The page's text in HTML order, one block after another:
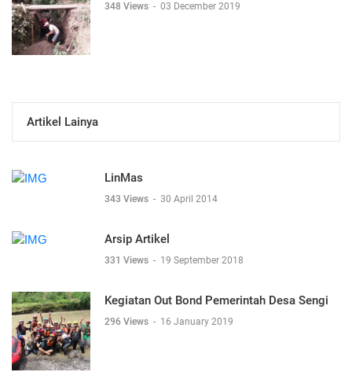
348 Views - 03 December 2019
Artikel Lainya
LinMas
343 Views - 30 April 2014
Arsip Artikel
331 Views - 19 September 2018
Kegiatan Out Bond Pemerintah Desa Sengi
296 Views - 16 January 2019